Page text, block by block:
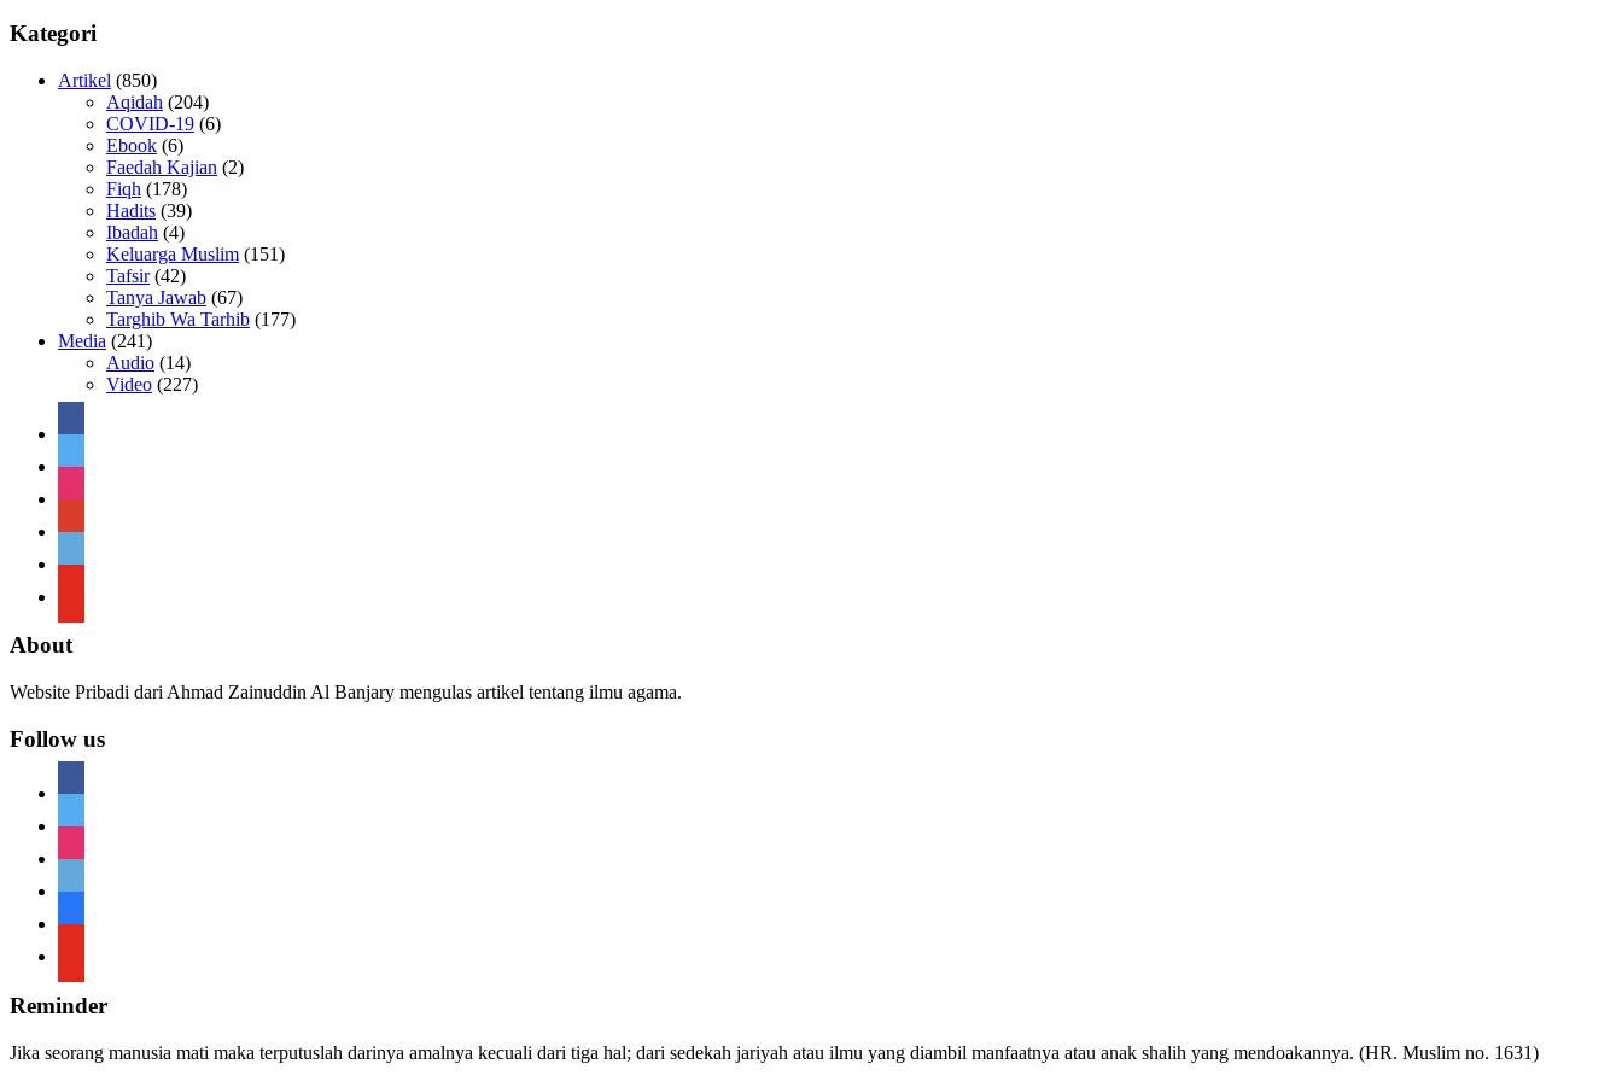
Kategori
Artikel (850)
Aqidah (204)
COVID-19 (6)
Ebook (6)
Faedah Kajian (2)
Fiqh (178)
Hadits (39)
Ibadah (4)
Keluarga Muslim (151)
Tafsir(42)
Tanya Jawab (67)
Targhib Wa Tarhib (177)
Media (241)
Audio (14)
Video (227)
About
Website Pribadi dari Ahmad Zainuddin Al Banjary mengulas artikel tentang ilmu agama.
Follow us
Reminder
Jika seorang manusia mati maka terputuslah darinya amalnya kecuali dari tiga hal; dari sedekah jariyah atau ilmu yang diambil manfaatnya atau anak shalih yang mendoakannya. (HR. Muslim no. 1631)